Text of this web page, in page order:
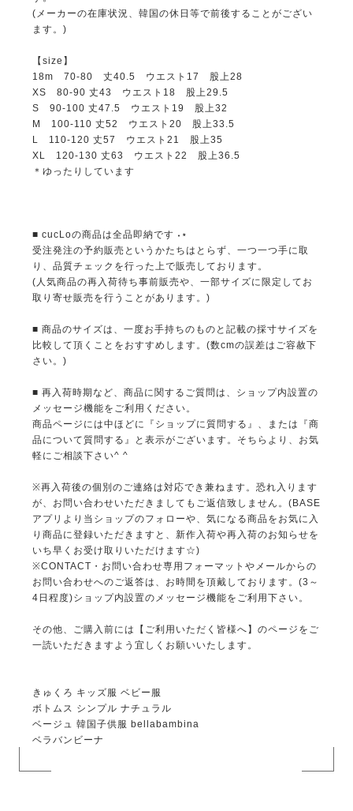
(メーカーの在庫状況、韓国の休日等で前後することがござい
ます。)
【size】
18m 70-80 丈40.5 ウエスト17 股上28
XS 80-90 丈43 ウエスト18 股上29.5
S 90-100 丈47.5 ウエスト19 股上32
M 100-110 丈52 ウエスト20 股上33.5
L 110-120 丈57 ウエスト21 股上35
XL 120-130 丈63 ウエスト22 股上36.5
＊ゆったりしています
■ cucLoの商品は全品即納です ˖⋆
受注発注の予約販売というかたちはとらず、一つ一つ手に取
り、品質チェックを行った上で販売しております。
(人気商品の再入荷待ち事前販売や、一部サイズに限定してお
取り寄せ販売を行うことがあります。)
■ 商品のサイズは、一度お手持ちのものと記載の採寸サイズを
比較して頂くことをおすすめします。(数cmの誤差はご容赦下
さい。)
■ 再入荷時期など、商品に関するご質問は、ショップ内設置の
メッセージ機能をご利用ください。
商品ページには中ほどに『ショップに質問する』、または『商
品について質問する』と表示がございます。そちらより、お気
軽にご相談下さい^ ^
※再入荷後の個別のご連絡は対応でき兼ねます。恐れ入ります
が、お問い合わせいただきましてもご返信致しません。(BASE
アプリより当ショップのフォローや、気になる商品をお気に入
り商品に登録いただきますと、新作入荷や再入荷のお知らせを
いち早くお受け取りいただけます☆)
※CONTACT・お問い合わせ専用フォーマットやメールからの
お問い合わせへのご返答は、お時間を頂戴しております。(3～
4日程度)ショップ内設置のメッセージ機能をご利用下さい。
その他、ご購入前には【ご利用いただく皆様へ】のページをご
一読いただきますよう宜しくお願いいたします。
きゅくろ キッズ服 ベビー服
ボトムス シンプル ナチュラル
ベージュ 韓国子供服 bellabambina
ベラバンビーナ